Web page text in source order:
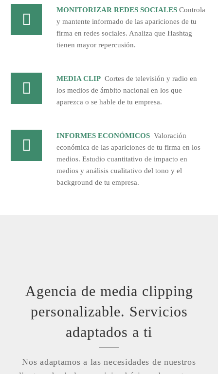
MONITORIZAR REDES SOCIALES Controla
y mantente informado de las apariciones de tu
firma en redes sociales. Analiza que Hashtag
tienen mayor repercusión.
MEDIA CLIP Cortes de televisión y radio en
los medios de ámbito nacional en los que
aparezca o se hable de tu empresa.
INFORMES ECONÓMICOS Valoración
económica de las apariciones de tu firma en los
medios. Estudio cuantitativo de impacto en
medios y análisis cualitativo del tono y el
background de tu empresa.
Agencia de media clipping
personalizable. Servicios
adaptados a ti
Nos adaptamos a las necesidades de nuestros